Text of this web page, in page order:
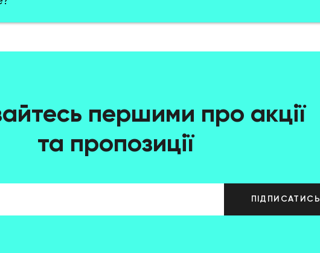
першими про акції
та пропозиції
ПІДПИСАТИСЬ